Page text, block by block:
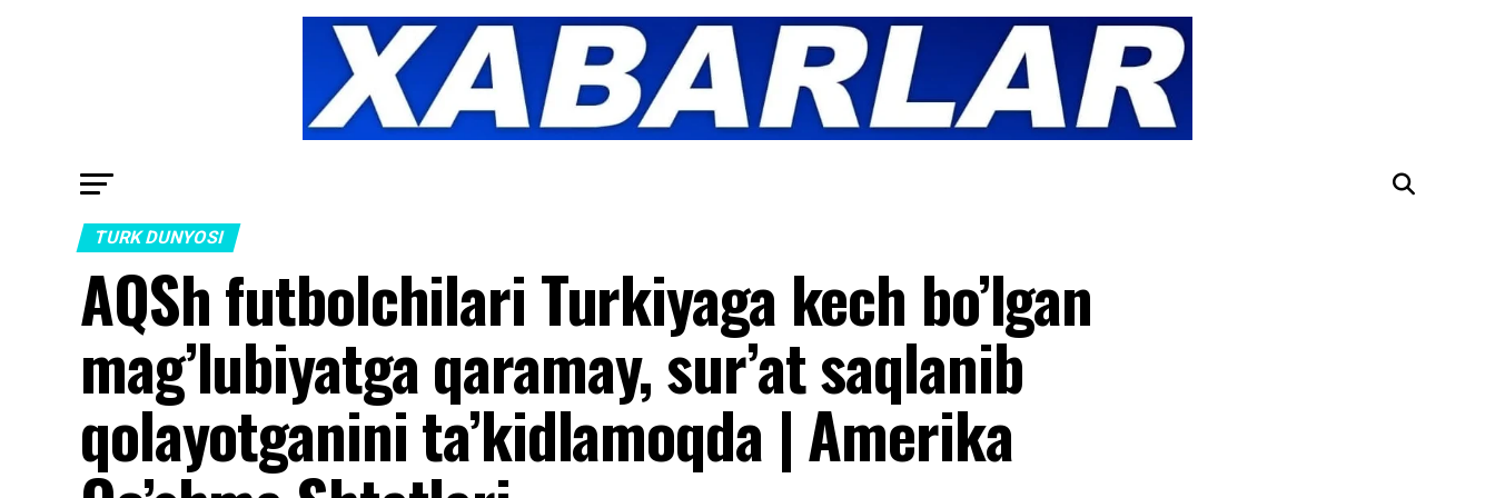
TURK DUNYOSI
AQSh futbolchilari Turkiyaga kech bo’lgan
mag’lubiyatga qaramay, sur’at saqlanib
qolayotganini ta’kidlamoqda | Amerika